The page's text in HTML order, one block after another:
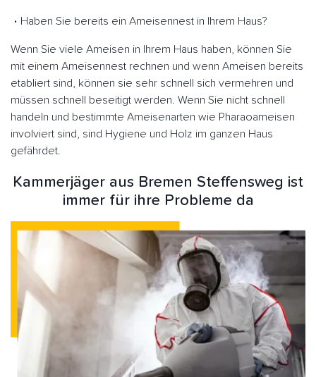
Haben Sie bereits ein Ameisennest in Ihrem Haus?
Wenn Sie viele Ameisen in Ihrem Haus haben, können Sie
mit einem Ameisennest rechnen und wenn Ameisen bereits
etabliert sind, können sie sehr schnell sich vermehren und
müssen schnell beseitigt werden. Wenn Sie nicht schnell
handeln und bestimmte Ameisenarten wie Pharaoameisen
involviert sind, sind Hygiene und Holz im ganzen Haus
gefährdet.
Kammerjäger aus Bremen Steffensweg ist
immer für ihre Probleme da